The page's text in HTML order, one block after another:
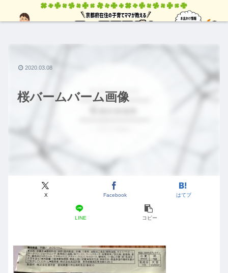
桜バームバーム画像
X Facebook はてブ
LINE コピー
2020.03.08